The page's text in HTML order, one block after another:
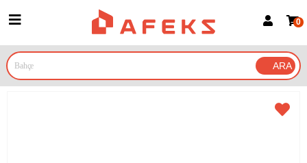
Google İle Bağlan
0